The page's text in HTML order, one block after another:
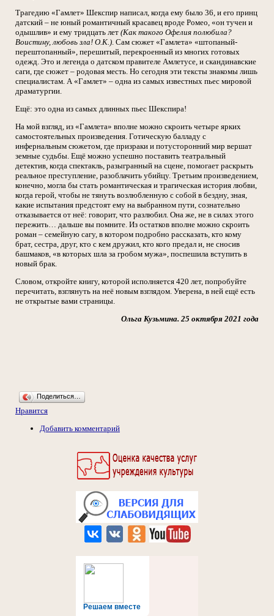
Решаем вместе
Трагедию «Гамлет» Шекспир написал, когда ему было 36, и его принц
датский – не юный романтичный красавец вроде Ромео, «он тучен и
одышлив» и ему тридцать лет (Как такого Офелия полюбила?
Воистину, любовь зла! О.К.). Сам сюжет «Гамлета» «штопаный-
перештопанный», перешитый, перекроенный из многих готовых
одежд. Это и легенда о датском правителе Амлетусе, и скандинавские
саги, где сюжет – родовая месть. Но сегодня эти тексты знакомы лишь
специалистам. А «Гамлет» – одна из самых известных пьес мировой
драматургии.
Ещё: это одна из самых длинных пьес Шекспира!
На мой взгляд, из «Гамлета» вполне можно скроить четыре ярких
самостоятельных произведения. Готическую балладу с
инфернальным сюжетом, где призраки и потусторонний мир вершат
земные судьбы. Ещё можно успешно поставить театральный
детектив, когда спектакль, разыгранный на сцене, помогает раскрыть
реальное преступление, разоблачить убийцу. Третьим произведением,
конечно, могла бы стать романтическая и трагическая история любви,
когда герой, чтобы не тянуть возлюбленную с собой в бездну, зная,
какие испытания предстоят ему на выбранном пути, сознательно
отказывается от неё: говорит, что разлюбил. Она же, не в силах этого
пережить… дальше вы помните. Из остатков вполне можно скроить
роман – семейную сагу, в котором подробно рассказать, кто кому
брат, сестра, друг, кто с кем дружил, кто кого предал и, не сносив
башмаков, «в которых шла за гробом мужа», поспешила вступить в
новый брак.
Словом, откройте книгу, которой исполняется 420 лет, попробуйте
перечитать, взглянуть на неё новым взглядом. Уверена, в ней ещё есть
не открытые вами страницы.
Ольга Кузьмина. 25 октября 2021 года
Поделиться…
Нравится
Добавить комментарий